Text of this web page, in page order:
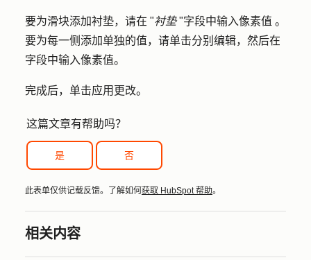
要为滑块添加衬垫，请在 "衬垫"字段中输入像素值 。
要为每一侧添加单独的值，请单击分别编辑，然后在
字段中输入像素值。
完成后，单击应用更改。
这篇文章有帮助吗？
是 否
此表单仅供记载反馈。了解如何 获取 HubSpot 帮助。
相关内容